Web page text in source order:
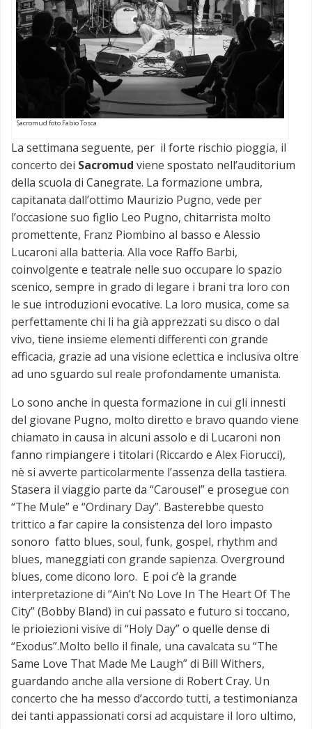
Sacromud foto Fabio Tosca
La settimana seguente, per il forte rischio pioggia, il
concerto dei Sacromud viene spostato nell’auditorium
della scuola di Canegrate. La formazione umbra,
capitanata dall’ottimo Maurizio Pugno, vede per
l’occasione suo figlio Leo Pugno, chitarrista molto
promettente, Franz Piombino al basso e Alessio
Lucaroni alla batteria. Alla voce Raffo Barbi,
coinvolgente e teatrale nelle suo occupare lo spazio
scenico, sempre in grado di legare i brani tra loro con
le sue introduzioni evocative. La loro musica, come sa
perfettamente chi li ha già apprezzati su disco o dal
vivo, tiene insieme elementi differenti con grande
efficacia, grazie ad una visione eclettica e inclusiva oltre
ad uno sguardo sul reale profondamente umanista.
Lo sono anche in questa formazione in cui gli innesti
del giovane Pugno, molto diretto e bravo quando viene
chiamato in causa in alcuni assolo e di Lucaroni non
fanno rimpiangere i titolari (Riccardo e Alex Fiorucci),
nè si avverte particolarmente l’assenza della tastiera.
Stasera il viaggio parte da “Carousel” e prosegue con
“The Mule” e “Ordinary Day”. Basterebbe questo
trittico a far capire la consistenza del loro impasto
sonoro fatto blues, soul, funk, gospel, rhythm and
blues, maneggiati con grande sapienza. Overground
blues, come dicono loro. E poi c’è la grande
interpretazione di “Ain’t No Love In The Heart Of The
City” (Bobby Bland) in cui passato e futuro si toccano,
le prioiezioni visive di “Holy Day” o quelle dense di
“Exodus”.Molto bello il finale, una cavalcata su “The
Same Love That Made Me Laugh” di Bill Withers,
guardando anche alla versione di Robert Cray. Un
concerto che ha messo d’accordo tutti, a testimonianza
dei tanti appassionati corsi ad acquistare il loro ultimo,